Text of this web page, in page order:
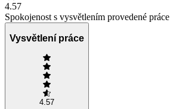
4.57
Spokojenost s vysvětlením provedené práce
Vysvětlení práce
4.57